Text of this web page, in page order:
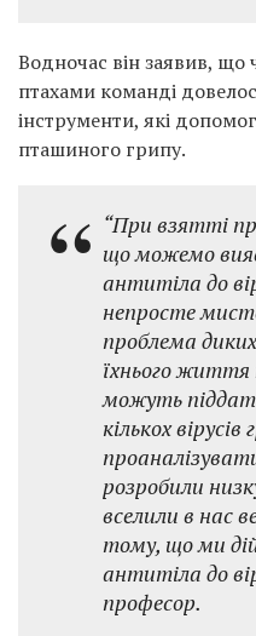
Водночас він заявив, що
птахами команді
інструменти, які
пташиного грипу.
“При взятті
що можемо
антитіла до
непросте
проблема
їхнього
можуть
кількох вірусів
розробили
вселили в нас
тому, що ми
антитіла до
професор.